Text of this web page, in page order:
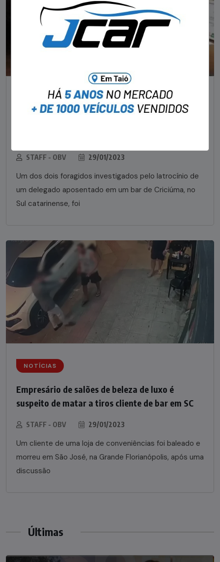
NOTÍCIAS
STAFF - OBV 29/01/2023
Um dos dois foragidos investigados pelo latrocínio de
um delegado aposentado em um bar de Criciúma, no
Sul catarinense, foi
NOTÍCIAS
Empresário de salões de beleza de luxo é
suspeito de matar a tiros cliente de bar em SC
STAFF - OBV 29/01/2023
Um cliente de uma loja de conveniências foi baleado e
morreu em São José, na Grande Florianópolis, após uma
discussão
Últimas